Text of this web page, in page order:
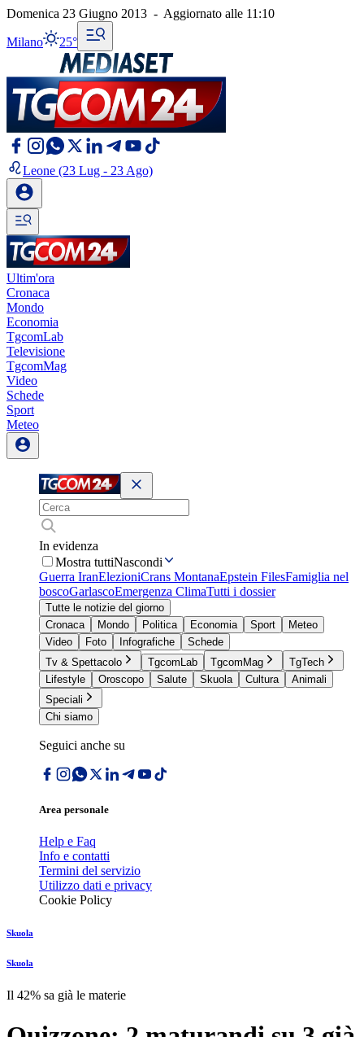
Domenica 23 Giugno 2013 - Aggiornato alle 11:10
Milano 25°
Leone (23 Lug - 23 Ago)
Ultim'ora
Cronaca
Mondo
Economia
TgcomLab
Televisione
TgcomMag
Video
Schede
Sport
Meteo
In evidenza
Mostra tuttiNascondi
Guerra IranElezioniCrans MontanaEpstein FilesFamiglia nel
boscoGarlascoEmergenza ClimaTutti i dossier
Tutte le notizie del giorno
Cronaca
Mondo Politica Economia Sport
Meteo
Video
Foto Infografiche
Schede
Tv & Spettacolo
TgcomLab TgcomMag
TgTech
Lifestyle
Oroscopo Salute Skuola Cultura
Animali
Speciali
Chi siamo
Seguici anche su
Area personale
Help e Faq
Info e contatti
Termini del servizio
Utilizzo dati e privacy
Cookie Policy
Skuola
Skuola
Il 42% sa già le materie